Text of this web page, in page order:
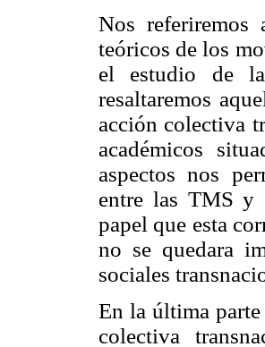
Nos referiremos
teóricos de los
el estudio de
resaltaremos
acción colectiva
académicos
aspectos nos
entre las TMS y
papel que esta
no se quedara
sociales
En la última parte
colectiva